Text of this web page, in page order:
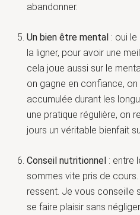
abandonner.
Un bien être mental : oui
la ligner, pour avoir une
cela joue aussi sur le
on gagne en confiance,
accumulée durant les
une pratique régulière, on
jours un véritable bienfait
Conseil nutritionnel : entre
sommes vite pris de
ressent. Je vous conseille
se faire plaisir sans